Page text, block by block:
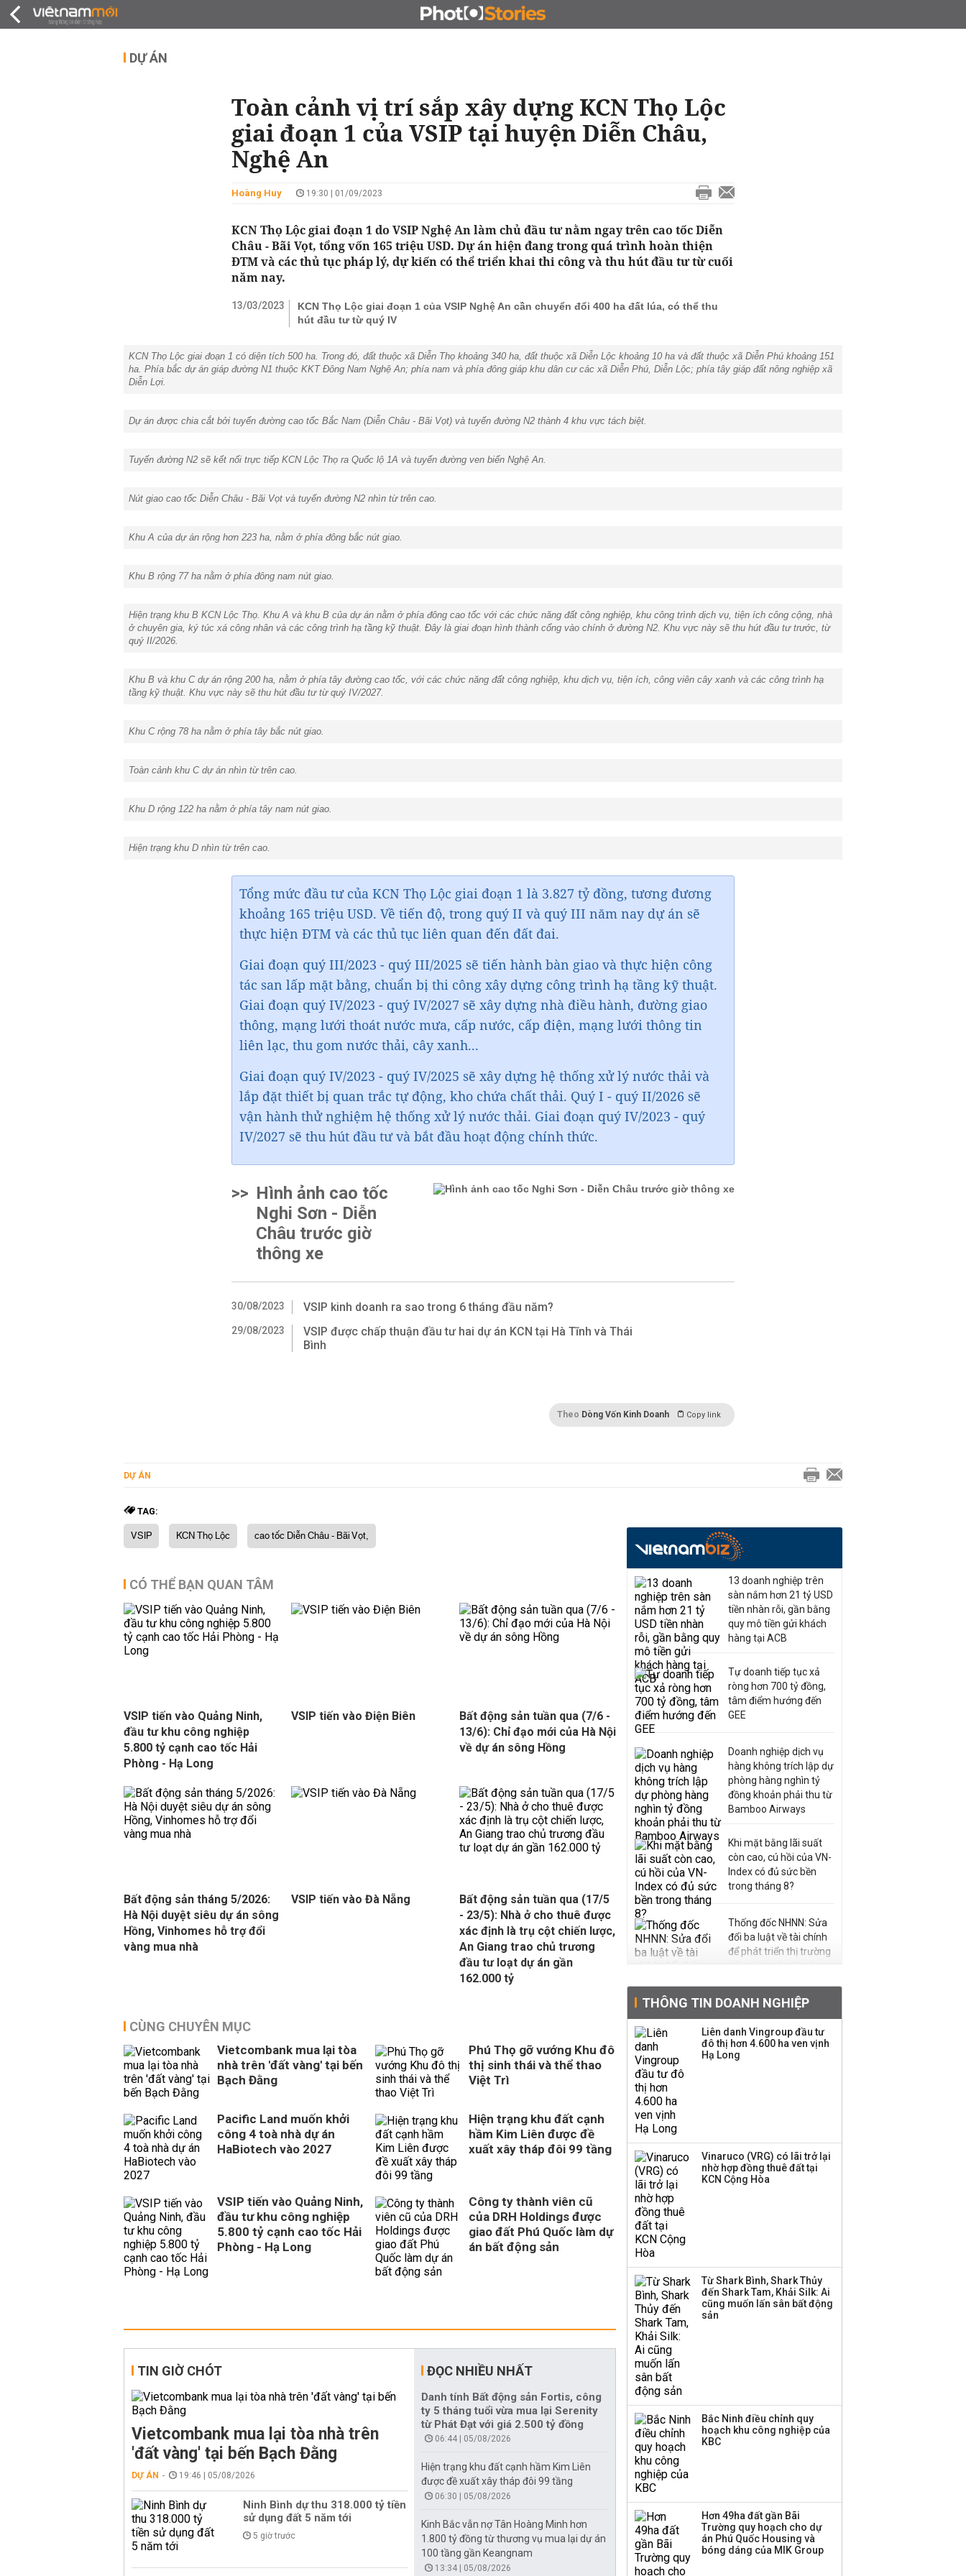
ĐẤU GIÁ - ĐẤU THẦU KINH DOANH
DỰ ÁN
Toàn cảnh vị trí sắp xây dựng KCN Thọ Lộc
giai đoạn 1 của VSIP tại huyện Diễn Châu,
Nghệ An
Hoàng Huy 19:30 | 01/09/2023
KCN Thọ Lộc giai đoạn 1 do VSIP Nghệ An làm chủ đầu tư nằm ngay trên cao tốc Diễn
Châu - Bãi Vọt, tổng vốn 165 triệu USD. Dự án hiện đang trong quá trình hoàn thiện
ĐTM và các thủ tục pháp lý, dự kiến có thể triển khai thi công và thu hút đầu tư từ cuối
năm nay.
13/03/2023
KCN Thọ Lộc giai đoạn 1 của VSIP Nghệ An cần chuyển đổi 400 ha đất lúa, có thể thu
hút đầu tư từ quý IV
KCN Thọ Lộc giai đoạn 1 có diện tích 500 ha. Trong đó, đất thuộc xã Diễn Thọ khoảng 340 ha, đất thuộc xã Diễn Lộc khoảng 10 ha và đất thuộc xã Diễn Phú khoảng 151
ha. Phía bắc dự án giáp đường N1 thuộc KKT Đông Nam Nghệ An; phía nam và phía đông giáp khu dân cư các xã Diễn Phú, Diễn Lộc; phía tây giáp đất nông nghiệp xã
Diễn Lợi.
Dự án được chia cắt bởi tuyến đường cao tốc Bắc Nam (Diễn Châu - Bãi Vọt) và tuyến đường N2 thành 4 khu vực tách biệt.
Tuyến đường N2 sẽ kết nối trực tiếp KCN Lộc Thọ ra Quốc lộ 1A và tuyến đường ven biển Nghệ An.
Nút giao cao tốc Diễn Châu - Bãi Vọt và tuyến đường N2 nhìn từ trên cao.
Khu A của dự án rộng hơn 223 ha, nằm ở phía đông bắc nút giao.
Khu B rộng 77 ha nằm ở phía đông nam nút giao.
Hiện trạng khu B KCN Lộc Thọ. Khu A và khu B của dự án nằm ở phía đông cao tốc với các chức năng đất công nghiệp, khu công trình dịch vụ, tiện ích công cộng, nhà
ở chuyên gia, ký túc xá công nhân và các công trình hạ tầng kỹ thuật. Đây là giai đoạn hình thành cổng vào chính ở đường N2. Khu vực này sẽ thu hút đầu tư trước, từ
quý II/2026.
Khu B và khu C dự án rộng 200 ha, nằm ở phía tây đường cao tốc, với các chức năng đất công nghiệp, khu dịch vụ, tiện ích, công viên cây xanh và các công trình hạ
tầng kỹ thuật. Khu vực này sẽ thu hút đầu tư từ quý IV/2027.
Khu C rộng 78 ha nằm ở phía tây bắc nút giao.
Toàn cảnh khu C dự án nhìn từ trên cao.
Khu D rộng 122 ha nằm ở phía tây nam nút giao.
Hiện trạng khu D nhìn từ trên cao.
Tổng mức đầu tư của KCN Thọ Lộc giai đoạn 1 là 3.827 tỷ đồng, tương đương
khoảng 165 triệu USD. Về tiến độ, trong quý II và quý III năm nay dự án sẽ
thực hiện ĐTM và các thủ tục liên quan đến đất đai.
Giai đoạn quý III/2023 - quý III/2025 sẽ tiến hành bàn giao và thực hiện công
tác san lấp mặt bằng, chuẩn bị thi công xây dựng công trình hạ tầng kỹ thuật.
Giai đoạn quý IV/2023 - quý IV/2027 sẽ xây dựng nhà điều hành, đường giao
thông, mạng lưới thoát nước mưa, cấp nước, cấp điện, mạng lưới thông tin
liên lạc, thu gom nước thải, cây xanh...
Giai đoạn quý IV/2023 - quý IV/2025 sẽ xây dựng hệ thống xử lý nước thải và
lắp đặt thiết bị quan trắc tự động, kho chứa chất thải. Quý I - quý II/2026 sẽ
vận hành thử nghiệm hệ thống xử lý nước thải. Giai đoạn quý IV/2023 - quý
IV/2027 sẽ thu hút đầu tư và bắt đầu hoạt động chính thức.
>> Hình ảnh cao tốc
Nghi Sơn - Diễn
Châu trước giờ
thông xe
30/08/2023 VSIP kinh doanh ra sao trong 6 tháng đầu năm?
29/08/2023
VSIP được chấp thuận đầu tư hai dự án KCN tại Hà Tĩnh và Thái
Bình
Theo Dòng Vốn Kinh Doanh Copy link
DỰ ÁN
TAG:
VSIP KCN Thọ Lộc cao tốc Diễn Châu - Bãi Vọt,
CÓ THỂ BẠN QUAN TÂM
VSIP tiến vào Quảng Ninh,
đầu tư khu công nghiệp
5.800 tỷ cạnh cao tốc Hải
Phòng - Hạ Long
VSIP tiến vào Điện Biên
Bất động sản tuần qua (7/6 -
13/6): Chỉ đạo mới của Hà Nội
về dự án sông Hồng
Bất động sản tháng 5/2026:
Hà Nội duyệt siêu dự án sông
Hồng, Vinhomes hỗ trợ đổi
vàng mua nhà
VSIP tiến vào Đà Nẵng
Bất động sản tuần qua (17/5
- 23/5): Nhà ở cho thuê được
xác định là trụ cột chiến lược,
An Giang trao chủ trương
đầu tư loạt dự án gần
162.000 tỷ
CÙNG CHUYÊN MỤC
Vietcombank mua lại tòa
nhà trên 'đất vàng' tại bến
Bạch Đằng
Phú Thọ gỡ vướng Khu đô
thị sinh thái và thể thao
Việt Trì
Pacific Land muốn khởi
công 4 toà nhà dự án
HaBiotech vào 2027
Hiện trạng khu đất cạnh
hầm Kim Liên được đề
xuất xây tháp đôi 99 tầng
VSIP tiến vào Quảng Ninh,
đầu tư khu công nghiệp
5.800 tỷ cạnh cao tốc Hải
Phòng - Hạ Long
Công ty thành viên cũ
của DRH Holdings được
giao đất Phú Quốc làm dự
án bất động sản
TIN GIỜ CHÓT
Vietcombank mua lại tòa nhà trên
'đất vàng' tại bến Bạch Đằng
DỰ ÁN 19:46 | 05/08/2026
Ninh Bình dự thu 318.000 tỷ tiền
sử dụng đất 5 năm tới
5 giờ trước
ĐỌC NHIỀU NHẤT
Danh tính Bất động sản Fortis, công
ty 5 tháng tuổi vừa mua lại Serenity
từ Phát Đạt với giá 2.500 tỷ đồng
06:44 | 05/08/2026
Hiện trạng khu đất cạnh hầm Kim Liên
được đề xuất xây tháp đôi 99 tầng
06:30 | 05/08/2026
Kinh Bắc vẫn nợ Tân Hoàng Minh hơn
1.800 tỷ đồng từ thương vụ mua lại dự án
100 tầng gần Keangnam
13:34 | 05/08/2026
13 doanh nghiệp trên
sàn nắm hơn 21 tỷ USD
tiền nhàn rỗi, gần bằng
quy mô tiền gửi khách
hàng tại ACB
Tự doanh tiếp tục xả
ròng hơn 700 tỷ đồng,
tâm điểm hướng đến
GEE
Doanh nghiệp dịch vụ
hàng không trích lập dự
phòng hàng nghìn tỷ
đồng khoản phải thu từ
Bamboo Airways
Khi mặt bằng lãi suất
còn cao, cú hồi của VN-
Index có đủ sức bền
trong tháng 8?
Thống đốc NHNN: Sửa
đổi ba luật về tài chính
để phát triển thị trường
vốn, giảm phụ thuộc
lúc tăng lãi suất, người
dân vẫn bám trụ được
thôi'
Doanh nghiệp điện sở
hữu gần 25.000 tỷ đồng
Hùng Anh làm Chủ tịch
Hàng không Hải Âu
THÔNG TIN DOANH NGHIỆP
Liên danh Vingroup đầu tư
đô thị hơn 4.600 ha ven vịnh
Hạ Long
Vinaruco (VRG) có lãi trở lại
nhờ hợp đồng thuê đất tại
KCN Cộng Hòa
Từ Shark Bình, Shark Thủy
đến Shark Tam, Khải Silk: Ai
cũng muốn lấn sân bất động
sản
Bắc Ninh điều chỉnh quy
hoạch khu công nghiệp của
KBC
Hơn 49ha đất gần Bãi
Trường quy hoạch cho dự
án Phú Quốc Housing và
bóng dáng của MIK Group